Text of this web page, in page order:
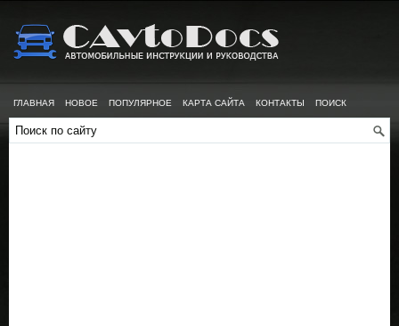
ГЛАВНАЯ НОВОЕ ПОПУЛЯРНОЕ КАРТА САЙТА КОНТАКТЫ ПОИСК